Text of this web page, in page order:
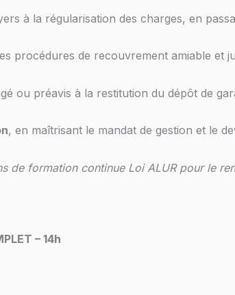
à la régularisation des charges, en
procédures de recouvrement amiable et
ou préavis à la restitution du dépôt de
, en maîtrisant le mandat de gestion et le
de formation continue Loi ALUR pour le
– 14h